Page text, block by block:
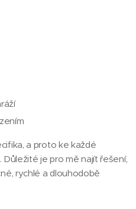
a proto ke každé
Důležité je pro mě najít řešení,
rychlé a dlouhodobě